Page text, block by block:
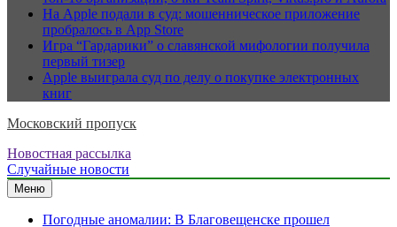
На Apple подали в суд: мошенническое приложение
пробралось в App Store
Игра “Гардарики” о славянской мифологии получила
первый тизер
Apple выиграла суд по делу о покупке электронных
книг
Московский пропуск
Новостная рассылка
Случайные новости
Меню
Погодные аномалии: В Благовещенске прошел